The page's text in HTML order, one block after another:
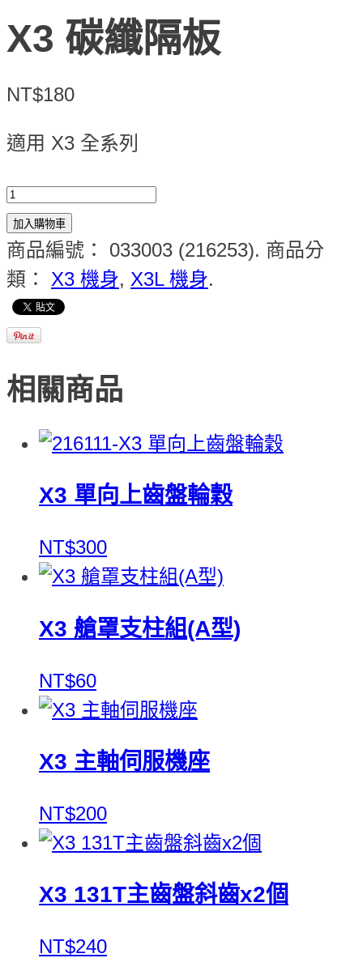
X3 碳纖隔板
NT$180
適用 X3 全系列
加入購物車
商品編號： 033003 (216253). 商品分
類： X3 機身, X3L 機身.
相關商品
X3 單向上齒盤輪穀
NT$300
X3 艙罩支柱組(A型)
NT$60
X3 主軸伺服機座
NT$200
X3 131T主齒盤斜齒x2個
NT$240